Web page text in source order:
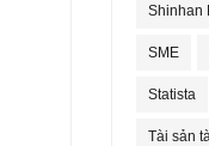
Shinhan
SME
Statista
Tài sản